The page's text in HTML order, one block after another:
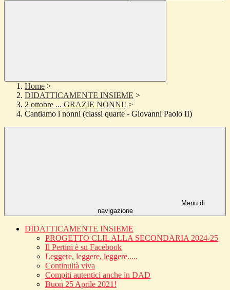
Home >
DIDATTICAMENTE INSIEME >
2 ottobre ... GRAZIE NONNI! >
Cantiamo i nonni (classi quarte - Giovanni Paolo II)
Menu di
navigazione
DIDATTICAMENTE INSIEME
PROGETTO CLIL ALLA SECONDARIA 2024-25
Il Pertini è su Facebook
Leggere, leggere, leggere.....
Continuità viva
Compiti autentici anche in DAD
Buon 25 Aprile 2021!